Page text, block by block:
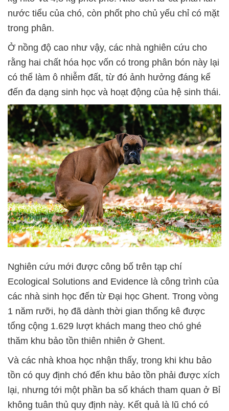
nước tiểu của chó, còn phốt pho chủ yếu chỉ có mặt
trong phân.
Ở nồng độ cao như vậy, các nhà nghiên cứu cho
rằng hai chất hóa học vốn có trong phân bón này lại
có thể làm ô nhiễm đất, từ đó ảnh hưởng đáng kể
đến đa dạng sinh học và hoạt động của hệ sinh thái.
Nghiên cứu mới được công bố trên tạp chí
Ecological Solutions and Evidence là công trình của
các nhà sinh học đến từ Đại học Ghent. Trong vòng
1 năm rưỡi, họ đã dành thời gian thống kê được
tổng cộng 1.629 lượt khách mang theo chó ghé
thăm khu bảo tồn thiên nhiên ở Ghent.
Và các nhà khoa học nhận thấy, trong khi khu bảo
tồn có quy định chó đến khu bảo tồn phải được xích
lại, nhưng tới một phần ba số khách tham quan ở Bỉ
không tuân thủ quy định này. Kết quả là lũ chó có